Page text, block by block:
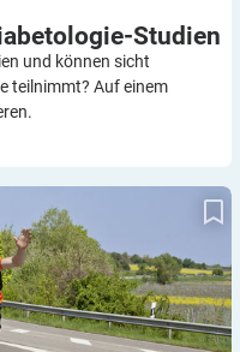
Studien
und können sicht
teilnimmt? Auf einem